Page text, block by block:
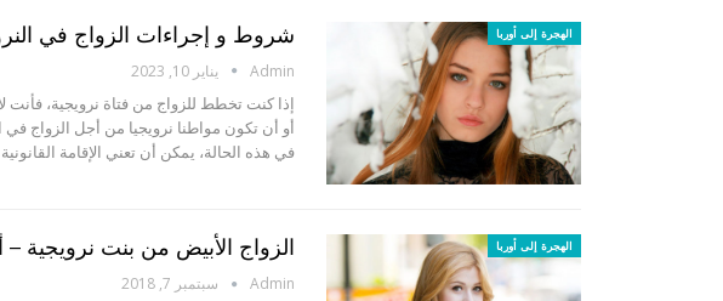
الهجرة إلى أوربا شروط و إجراءات الزواج في
Admin يناير 10, 2023
إذا كنت تخطط للزواج من فتاة نرويجية، فأنت
أو أن تكون مواطنا نرويجيا من أجل الزواج
في هذه الحالة، يمكن أن تعني الإقامة
الهجرة إلى أوربا الزواج الأبيض من بنت نرويجية
Admin سبتمبر 7, 2018